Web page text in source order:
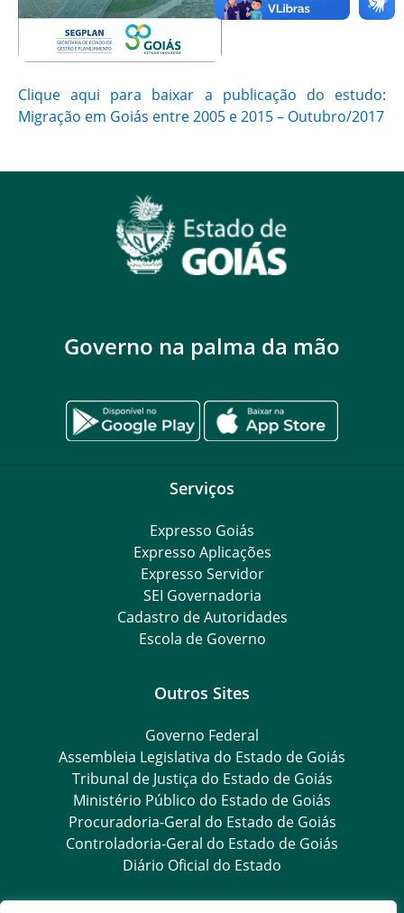
Clique aqui para baixar a publicação do estudo:
Migração em Goiás entre 2005 e 2015 – Outubro/2017
Governo na palma da mão
Serviços
Expresso Goiás
Expresso Aplicações
Expresso Servidor
SEI Governadoria
Cadastro de Autoridades
Escola de Governo
Outros Sites
Governo Federal
Assembleia Legislativa do Estado de Goiás
Tribunal de Justiça do Estado de Goiás
Ministério Público do Estado de Goiás
Procuradoria-Geral do Estado de Goiás
Controladoria-Geral do Estado de Goiás
Diário Oficial do Estado